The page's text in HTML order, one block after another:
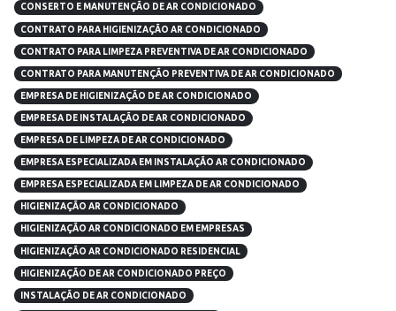
CONSERTO E MANUTENÇÃO DE AR CONDICIONADO
CONTRATO PARA HIGIENIZAÇÃO AR CONDICIONADO
CONTRATO PARA LIMPEZA PREVENTIVA DE AR CONDICIONADO
CONTRATO PARA MANUTENÇÃO PREVENTIVA DE AR CONDICIONADO
EMPRESA DE HIGIENIZAÇÃO DE AR CONDICIONADO
EMPRESA DE INSTALAÇÃO DE AR CONDICIONADO
EMPRESA DE LIMPEZA DE AR CONDICIONADO
EMPRESA ESPECIALIZADA EM INSTALAÇÃO AR CONDICIONADO
EMPRESA ESPECIALIZADA EM LIMPEZA DE AR CONDICIONADO
HIGIENIZAÇÃO AR CONDICIONADO
HIGIENIZAÇÃO AR CONDICIONADO EM EMPRESAS
HIGIENIZAÇÃO AR CONDICIONADO RESIDENCIAL
HIGIENIZAÇÃO DE AR CONDICIONADO PREÇO
INSTALAÇÃO DE AR CONDICIONADO